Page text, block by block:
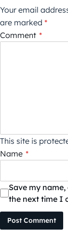
Your email
are marked *
Comment *
This site is
Name *
Save my
the next time I
Post Comment